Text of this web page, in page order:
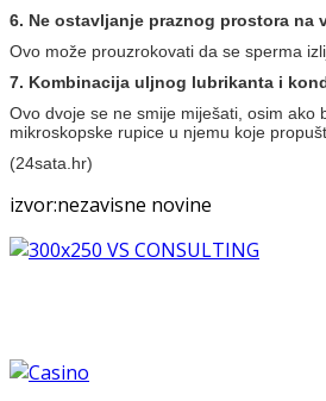
6. Ne ostavljanje praznog prostora na
Ovo može prouzrokovati da se sperma
7. Kombinacija uljnog lubrikanta i
Ovo dvoje se ne smije miješati, osim
mikroskopske rupice u njemu koje
(24sata.hr)
izvor:nezavisne novine